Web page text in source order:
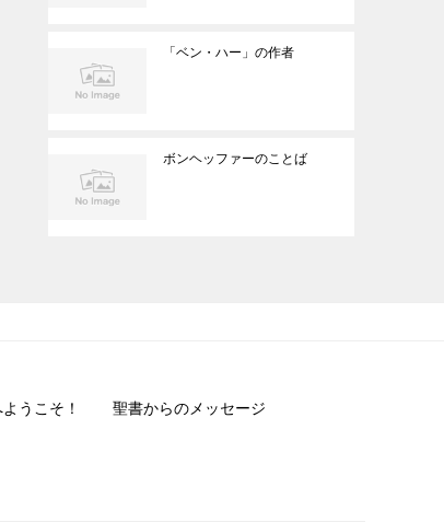
「ベン・ハー」の作者
ボンヘッファーのことば
うこそ！ 聖書からのメッセージ